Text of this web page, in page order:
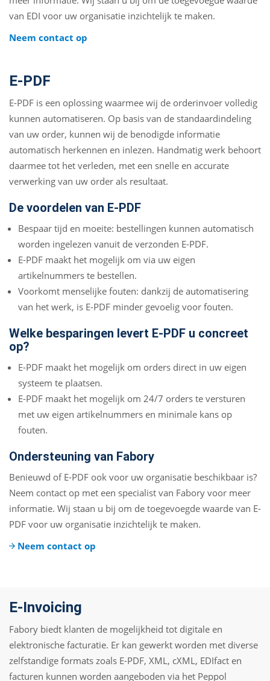
van EDI voor uw organisatie inzichtelijk te maken.
Neem contact op
E-PDF
E-PDF is een oplossing waarmee wij de orderinvoer volledig
kunnen automatiseren. Op basis van de standaardindeling
van uw order, kunnen wij de benodigde informatie
automatisch herkennen en inlezen. Handmatig werk behoort
daarmee tot het verleden, met een snelle en accurate
verwerking van uw order als resultaat.
De voordelen van E-PDF
Bespaar tijd en moeite: bestellingen kunnen automatisch
worden ingelezen vanuit de verzonden E-PDF.
E-PDF maakt het mogelijk om via uw eigen
artikelnummers te bestellen.
Voorkomt menselijke fouten: dankzij de automatisering
van het werk, is E-PDF minder gevoelig voor fouten.
Welke besparingen levert E-PDF u concreet
op?
E-PDF maakt het mogelijk om orders direct in uw eigen
systeem te plaatsen.
E-PDF maakt het mogelijk om 24/7 orders te versturen
met uw eigen artikelnummers en minimale kans op
fouten.
Ondersteuning van Fabory
Benieuwd of E-PDF ook voor uw organisatie beschikbaar is?
Neem contact op met een specialist van Fabory voor meer
informatie. Wij staan u bij om de toegevoegde waarde van E-
PDF voor uw organisatie inzichtelijk te maken.
Neem contact op
E-Invoicing
Fabory biedt klanten de mogelijkheid tot digitale en
elektronische facturatie. Er kan gewerkt worden met diverse
zelfstandige formats zoals E-PDF, XML, cXML, EDIfact en
facturen kunnen worden aangeboden via het Peppol